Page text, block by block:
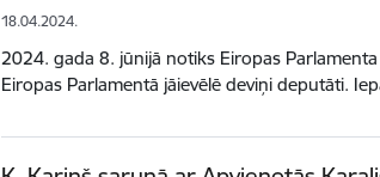
18.04.2024.
2024. gada 8. jūnijā notiks Eiropas
Eiropas Parlamentā jāievēlē deviņi deputāti.